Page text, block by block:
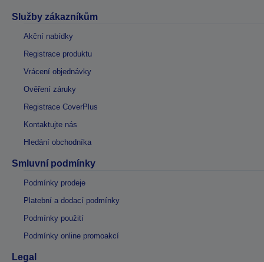
Služby zákazníkům
Akční nabídky
Registrace produktu
Vrácení objednávky
Ověření záruky
Registrace CoverPlus
Kontaktujte nás
Hledání obchodníka
Smluvní podmínky
Podmínky prodeje
Platební a dodací podmínky
Podmínky použití
Podmínky online promoakcí
Legal